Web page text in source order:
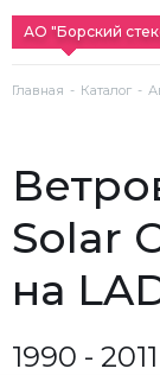
АО "Борский
Главная Каталог
ветровое зеленое
Solar
на
1990 -